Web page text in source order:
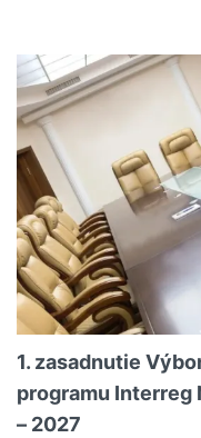
1. zasadnutie
programu Interreg
– 2027